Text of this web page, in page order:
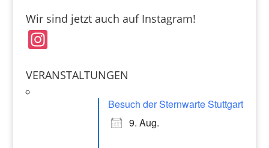
c
e
b
o
ai
l
at
p
Wir sind jetzt auch auf Instagram!
In
a
VERANSTALTUNGEN
Besuch der Sternwarte Stuttgart
9. Aug.